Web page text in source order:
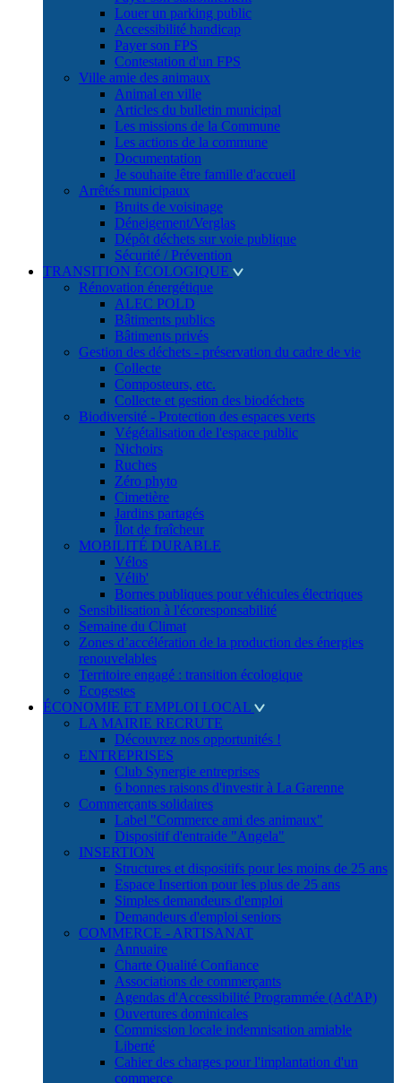
Louer un parking public
Accessibilité handicap
Payer son FPS
Contestation d'un FPS
Ville amie des animaux
Animal en ville
Articles du bulletin municipal
Les missions de la Commune
Les actions de la commune
Documentation
Je souhaite être famille d'accueil
Arrêtés municipaux
Bruits de voisinage
Déneigement/Verglas
Dépôt déchets sur voie publique
Sécurité / Prévention
TRANSITION ÉCOLOGIQUE
Rénovation énergétique
ALEC POLD
Bâtiments publics
Bâtiments privés
Gestion des déchets - préservation du cadre de vie
Collecte
Composteurs, etc.
Collecte et gestion des biodéchets
Biodiversité - Protection des espaces verts
Végétalisation de l'espace public
Nichoirs
Ruches
Zéro phyto
Cimetière
Jardins partagés
Îlot de fraîcheur
MOBILITÉ DURABLE
Vélos
Vélib'
Bornes publiques pour véhicules électriques
Sensibilisation à l'écoresponsabilité
Semaine du Climat
Zones d’accélération de la production des énergies
renouvelables
Territoire engagé : transition écologique
Ecogestes
ÉCONOMIE ET EMPLOI LOCAL
LA MAIRIE RECRUTE
Découvrez nos opportunités !
ENTREPRISES
Club Synergie entreprises
6 bonnes raisons d'investir à La Garenne
Commerçants solidaires
Label "Commerce ami des animaux"
Dispositif d'entraide "Angela"
INSERTION
Structures et dispositifs pour les moins de 25 ans
Espace Insertion pour les plus de 25 ans
Simples demandeurs d'emploi
Demandeurs d'emploi seniors
COMMERCE - ARTISANAT
Annuaire
Charte Qualité Confiance
Associations de commerçants
Agendas d'Accessibilité Programmée (Ad'AP)
Ouvertures dominicales
Commission locale indemnisation amiable
Liberté
Cahier des charges pour l'implantation d'un
commerce